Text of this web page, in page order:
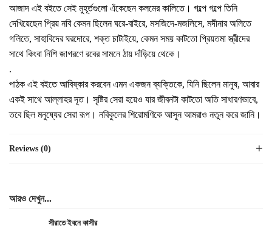
আজাদ এই বইতে সেই মুহূর্তগুলো এঁকেছেন কলমের কালিতে। গল্পে গল্পে তিনি
দেখিয়েছেন প্রিয় নবি কেমন ছিলেন ঘরে-বাইরে, মসজিদে-মজলিসে, মদীনার অলিতে
গলিতে, সাহাবিদের ঘরদোরে, শক্ত চাটাইয়ে, কেমন সময় কাটতো প্রিয়তমা স্ত্রীদের
সাথে কিংবা নিশি জাগরণে রবের সামনে ঠায় দাঁড়িয়ে থেকে।
.
পাঠক এই বইতে আবিষ্কার করবেন এমন একজন ব্যক্তিকে, যিনি ছিলেন মানুষ, আবার
একই সাথে আল্লাহর দূত। সৃষ্টির সেরা হয়েও যার জীবনটা কাটতো অতি সাধারণভাবে,
তবে ছিল মনুষ্যের সেরা রূপ। নবিকুলের শিরোমণিকে আসুন আমরাও নতুন করে জানি।
Reviews (0)
আরও দেখুন...
সীরাতে ইবনে কাসীর